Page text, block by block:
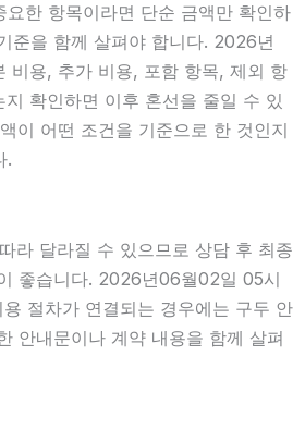
요한 항목이라면 단순 금액만 확인하
준을 함께 살펴야 합니다. 2026년
용, 추가 비용, 포함 항목, 제외 항
확인하면 이후 혼선을 줄일 수 있
이 어떤 조건을 기준으로 한 것인지
.
라 달라질 수 있으므로 상담 후 최종
좋습니다. 2026년06월02일 05시
절차가 연결되는 경우에는 구두 안
안내문이나 계약 내용을 함께 살펴